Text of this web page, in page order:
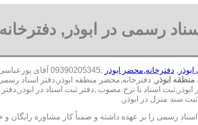
رسمی در ابوذر,
, دفترخانه,محضر ابوذر
,09390205345
ابوذر , دفترخانه,محضر منطقه ابوذر,دفتر اسناد
اسناد با نرخ مصوب ,دفتر ثبت اسناد در
سند منزل در ابوذر,
رسمی را بر عهده داشته و ضمناً کار مشاوره رایگان و